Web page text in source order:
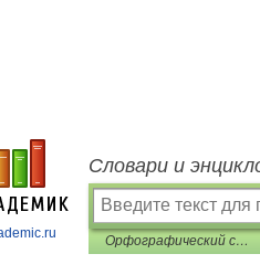
Словари и
Орфографический словарь русского языка